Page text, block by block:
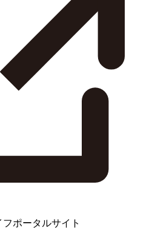
ポータルサイト